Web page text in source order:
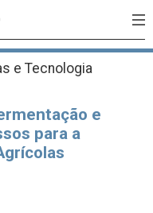
e Tecnologia
e
para a